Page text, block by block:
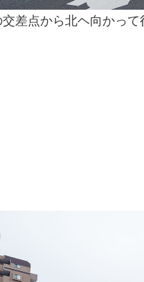
差点から北ヘ向かっ